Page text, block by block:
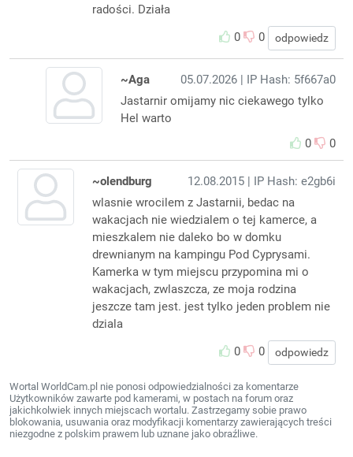
radości. Działa
0
0 odpowiedz
05.07.2026 | IP Hash: 5f667a0
~Aga
Jastarnir omijamy nic ciekawego tylko
Hel warto
0
0
12.08.2015 | IP Hash: e2gb6i
~olendburg
wlasnie wrocilem z Jastarnii, bedac na
wakacjach nie wiedzialem o tej kamerce, a
mieszkalem nie daleko bo w domku
drewnianym na kampingu Pod Cyprysami.
Kamerka w tym miejscu przypomina mi o
wakacjach, zwlaszcza, ze moja rodzina
jeszcze tam jest. jest tylko jeden problem nie
dziala
0
0 odpowiedz
Wortal WorldCam.pl nie ponosi odpowiedzialności za komentarze
Użytkowników zawarte pod kamerami, w postach na forum oraz
jakichkolwiek innych miejscach wortalu. Zastrzegamy sobie prawo
blokowania, usuwania oraz modyfikacji komentarzy zawierających treści
niezgodne z polskim prawem lub uznane jako obraźliwe.